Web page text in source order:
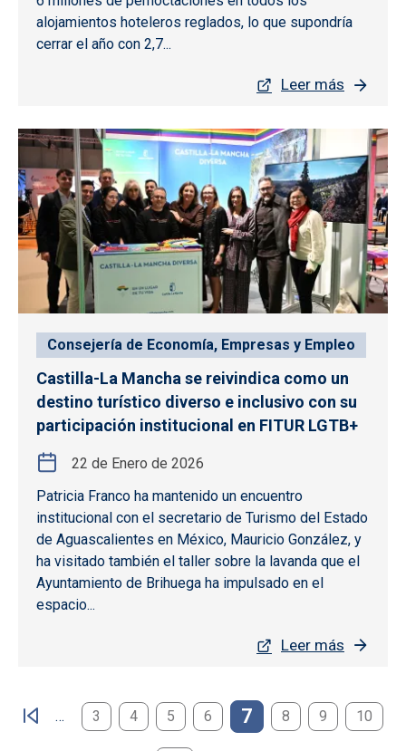
alojamientos hoteleros reglados, lo que supondría
cerrar el año con 2,7...
Leer más
Consejería de Economía, Empresas y Empleo
Castilla-La Mancha se reivindica como un
destino turístico diverso e inclusivo con su
participación institucional en FITUR LGTB+
22 de Enero de 2026
Patricia Franco ha mantenido un encuentro
institucional con el secretario de Turismo del Estado
de Aguascalientes en México, Mauricio González, y
ha visitado también el taller sobre la lavanda que el
Ayuntamiento de Brihuega ha impulsado en el
espacio...
Leer más
Paginación
… 3 4 5 6 7 8 9 10